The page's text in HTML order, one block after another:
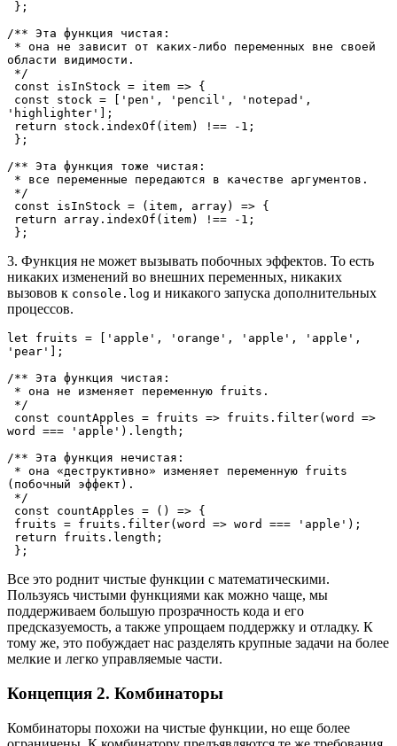
/** Эта функция чистая:
области видимости.
'highlighter'];
/** Эта функция тоже чистая:
};
3. Функция не может вызывать побочных эффектов. То есть
никаких изменений во внешних переменных, никаких
вызовов к console.log и никакого запуска дополнительных
процессов.
let fruits = ['apple', 'orange', 'apple', 'apple',
'pear'];
/** Эта функция чистая:
word === 'apple').length;
/** Эта функция нечистая:
(побочный эффект).
};
Все это роднит чистые функции с математическими.
Пользуясь чистыми функциями как можно чаще, мы
поддерживаем большую прозрачность кода и его
предсказуемость, а также упрощаем поддержку и отладку. К
тому же, это побуждает нас разделять крупные задачи на более
мелкие и легко управляемые части.
Концепция 2. Комбинаторы
Комбинаторы похожи на чистые функции, но еще более